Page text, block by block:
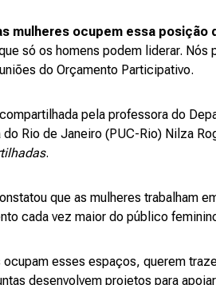
mulheres ocupem essa posição
só os homens podem liderar.
do Orçamento Participativo.
pela professora do
Rio de Janeiro (PUC-Rio) Nilza
.
que as mulheres trabalham
cada vez maior do público
ocupam esses espaços, querem
desenvolvem projetos para